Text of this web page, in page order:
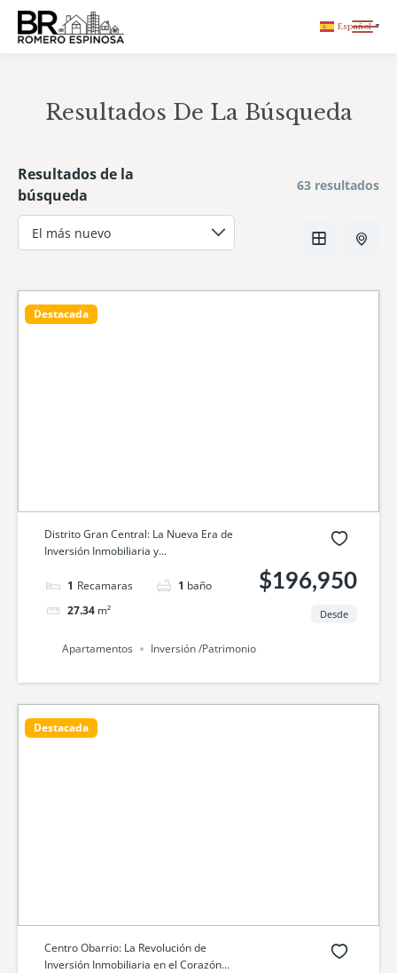
Resultados De La Búsqueda
Resultados de la
búsqueda
63 resultados
Destacada
Distrito Gran Central: La Nueva Era de
Inversión Inmobiliaria y...
1 cama 1 baño
27.34 m²
$196,950
Desde
Apartamentos Inversión /Patrimonio
Destacada
Centro Obarrio: La Revolución de
Inversión Inmobiliaria en el Corazón...
Español ▼